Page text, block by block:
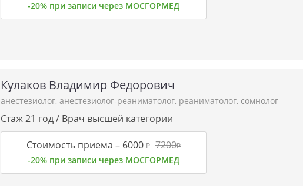
-20% при записи через МОСГОРМЕД
Кулаков Владимир Федорович
анестезиолог, анестезиолог-реаниматолог, реаниматолог, сомнолог
Стаж 21 год / Врач высшей категории
Стоимость приема – 6000 ₽ 7200₽
-20% при записи через МОСГОРМЕД